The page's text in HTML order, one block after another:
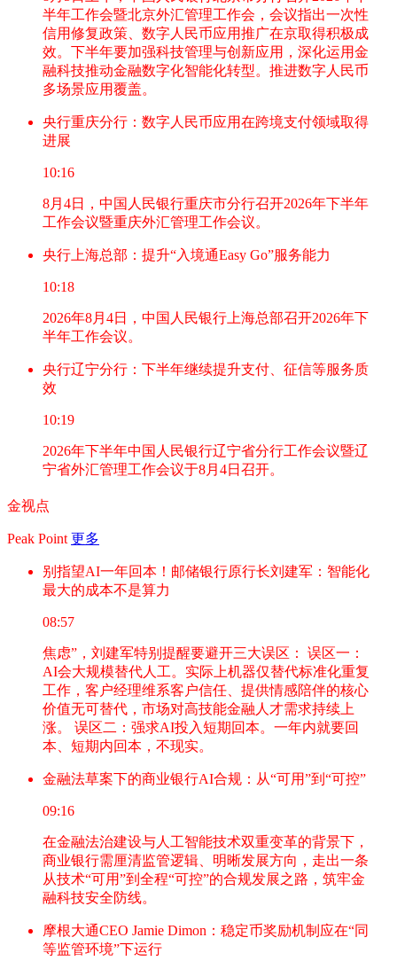
半年工作会暨北京外汇管理工作会，会议指出一次性
信用修复政策、数字人民币应用推广在京取得积极成
效。下半年要加强科技管理与创新应用，深化运用金
融科技推动金融数字化智能化转型。推进数字人民币
多场景应用覆盖。
央行重庆分行：数字人民币应用在跨境支付领域取得
进展
10:16
8月4日，中国人民银行重庆市分行召开2026年下半年
工作会议暨重庆外汇管理工作会议。
央行上海总部：提升“入境通Easy Go”服务能力
10:18
2026年8月4日，中国人民银行上海总部召开2026年下
半年工作会议。
央行辽宁分行：下半年继续提升支付、征信等服务质
效
10:19
2026年下半年中国人民银行辽宁省分行工作会议暨辽
宁省外汇管理工作会议于8月4日召开。
金视点
Peak Point 更多
别指望AI一年回本！邮储银行原行长刘建军：智能化
最大的成本不是算力
08:57
焦虑”，刘建军特别提醒要避开三大误区： 误区一：
AI会大规模替代人工。实际上机器仅替代标准化重复
工作，客户经理维系客户信任、提供情感陪伴的核心
价值无可替代，市场对高技能金融人才需求持续上
涨。 误区二：强求AI投入短期回本。一年内就要回
本、短期内回本，不现实。
金融法草案下的商业银行AI合规：从“可用”到“可控”
09:16
在金融法治建设与人工智能技术双重变革的背景下，
商业银行需厘清监管逻辑、明晰发展方向，走出一条
从技术“可用”到全程“可控”的合规发展之路，筑牢金
融科技安全防线。
摩根大通CEO Jamie Dimon：稳定币奖励机制应在“同
等监管环境”下运行